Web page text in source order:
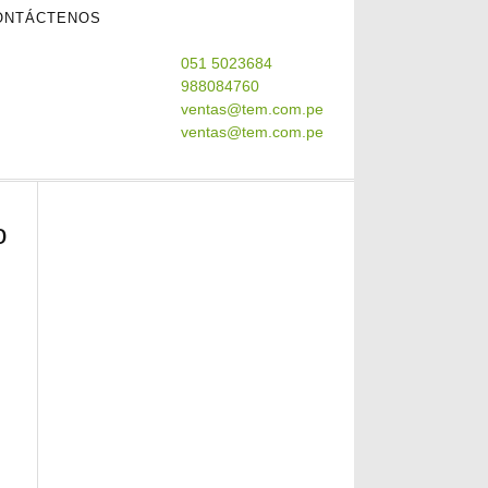
051 5023684
988084760
ventas@tem.com.pe
ventas@tem.com.pe